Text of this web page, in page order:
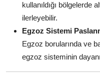
kullanıldığı bölgelerde
ilerleyebilir.
Egzoz Sistemi
Egzoz borularında ve
egzoz sisteminin